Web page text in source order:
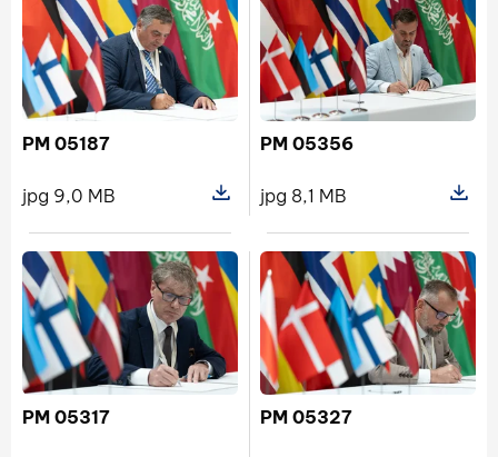
PM 05187
jpg 9,0 MB
Pokaż szczegóły pliku PM 05187
PM 05356
jpg 8,1 MB
PM 05317 PM 05327